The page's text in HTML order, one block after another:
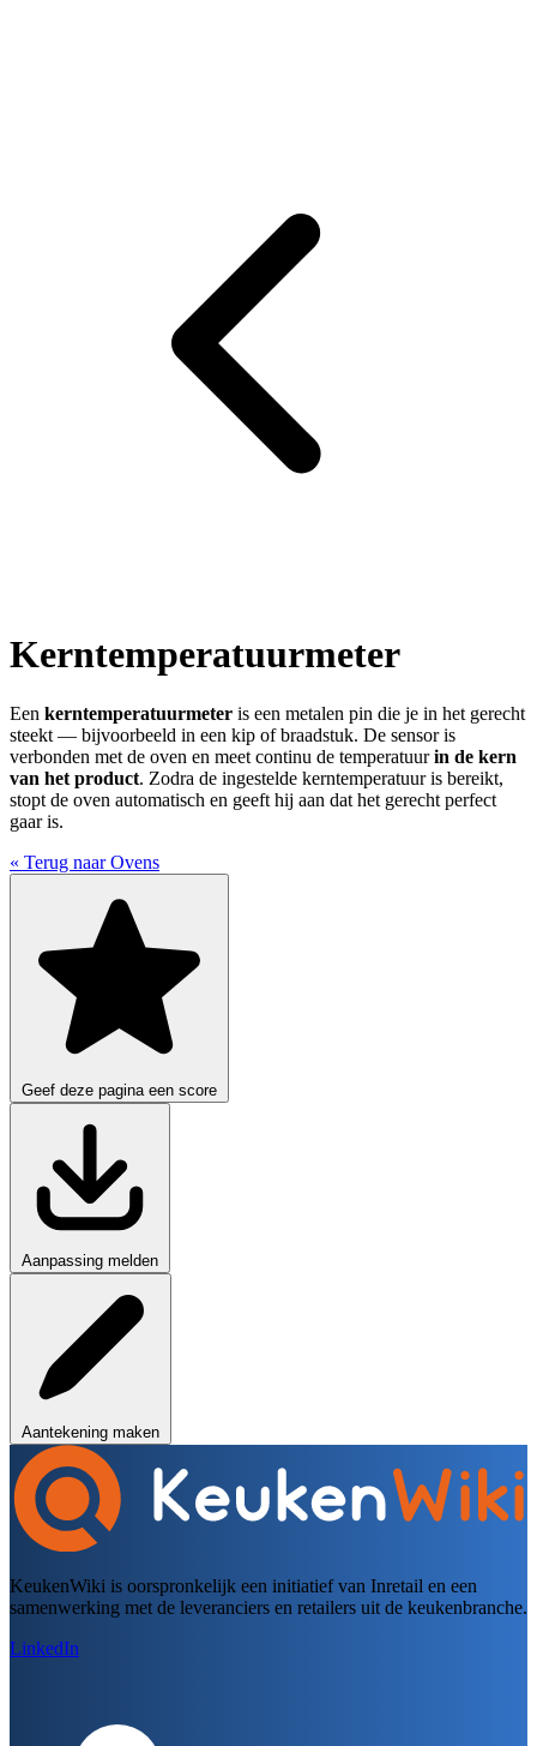
Kerntemperatuurmeter
Een kerntemperatuurmeter is een metalen pin die je in het gerecht
steekt — bijvoorbeeld in een kip of braadstuk. De sensor is
verbonden met de oven en meet continu de temperatuurin de kern
van het product. Zodra de ingestelde kerntemperatuur is bereikt,
stopt de oven automatisch en geeft hij aan dat het gerecht perfect
gaar is.
« Terug naar Ovens
Geef deze pagina een score
Aanpassing melden
Aantekening maken
KeukenWiki is oorspronkelijk een initiatief van Inretail en een
samenwerking met de leveranciers en retailers uit de keukenbranche.
LinkedIn